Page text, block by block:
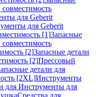
для Geberit
для Geberit
[1]Запасные
[2]Запасные детали
[2]Прессовый
детали для
[2XL]Инструменты
для Инструменты для
Средства для